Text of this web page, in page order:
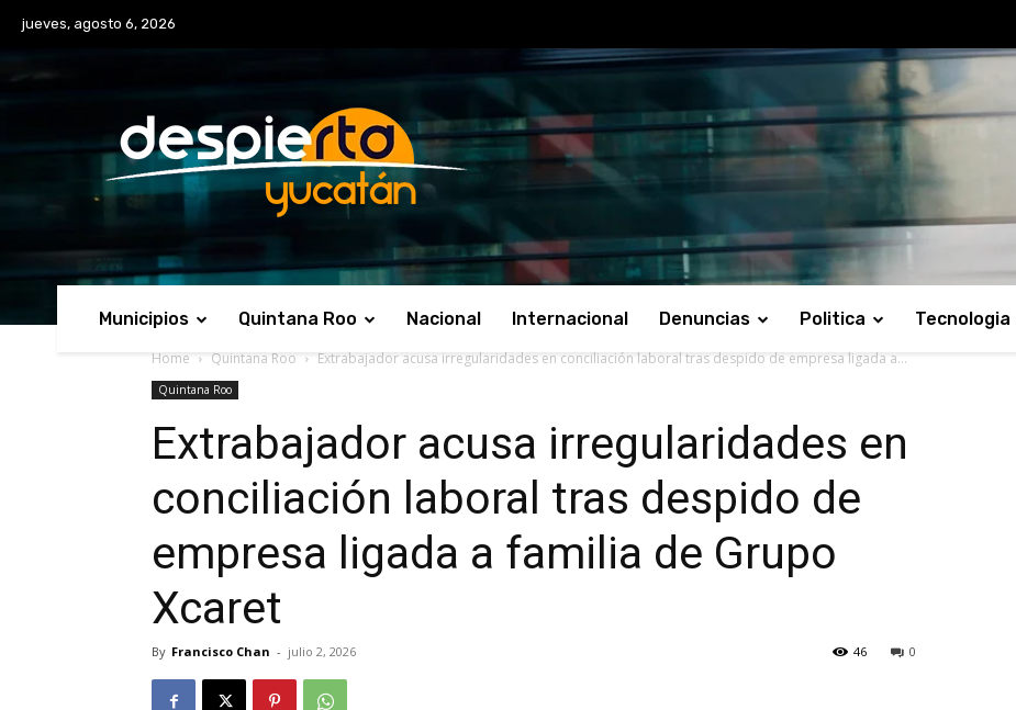
jueves, agosto 6, 2026
Municipios Quintana Roo Nacional Internacional Denuncias Politica Tecnologia
Home Quintana Roo Extrabajador acusa irregularidades en conciliación laboral tras despido de empresa ligada a...
Quintana Roo
Extrabajador acusa irregularidades en
conciliación laboral tras despido de
empresa ligada a familia de Grupo
Xcaret
By Francisco Chan - julio 2, 2026 0
46